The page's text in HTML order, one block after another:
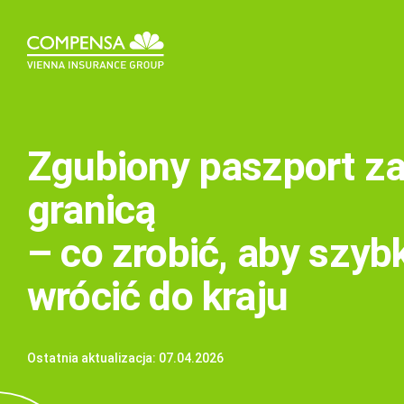
Zgubiony paszport
granicą
– co zrobić, aby
wrócić do kraju
Ostatnia aktualizacja: 07.04.2026